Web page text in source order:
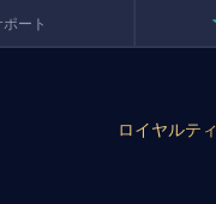
ート
ロイヤルティ